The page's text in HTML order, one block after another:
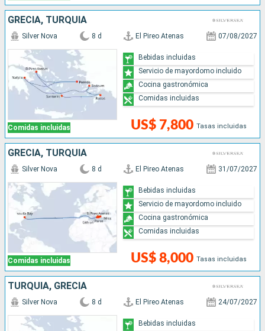
GRECIA, TURQUÍA
Comidas incluidas
Silver Nova 8 d El Pireo Atenas 07/08/2027
US$ 7,800 Tasas incluidas
Bebidas incluidas
Servicio de mayordomo incluido
Cocina gastronómica
Comidas incluidas
GRECIA, TURQUÍA
Comidas incluidas
Silver Nova 8 d El Pireo Atenas 31/07/2027
US$ 8,000 Tasas incluidas
Bebidas incluidas
Servicio de mayordomo incluido
Cocina gastronómica
Comidas incluidas
TURQUÍA, GRECIA
Silver Nova 8 d El Pireo Atenas 24/07/2027
Bebidas incluidas